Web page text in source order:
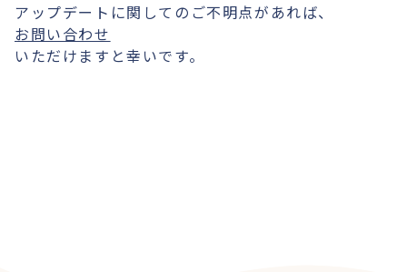
アップデートに関してのご不明点があれば、
お問い合わせ
いただけますと幸いです。